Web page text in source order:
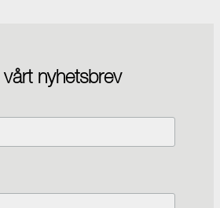
nyhetsbrev